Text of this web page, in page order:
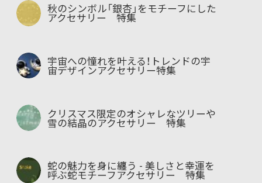
秋のシンボル「銀杏」をモチーフにした
アクセサリー 特集
宇宙への憧れを叶える！トレンドの宇
宙デザインアクセサリー特集
クリスマス限定のオシャレなツリーや
雪の結晶のアクセサリー 特集
蛇の魅力を身に纏う - 美しさと幸運を
呼ぶ蛇モチーフアクセサリー 特集